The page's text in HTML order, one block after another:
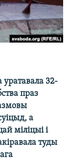
уратавала 32-
праз
а
міліцыі і
туды